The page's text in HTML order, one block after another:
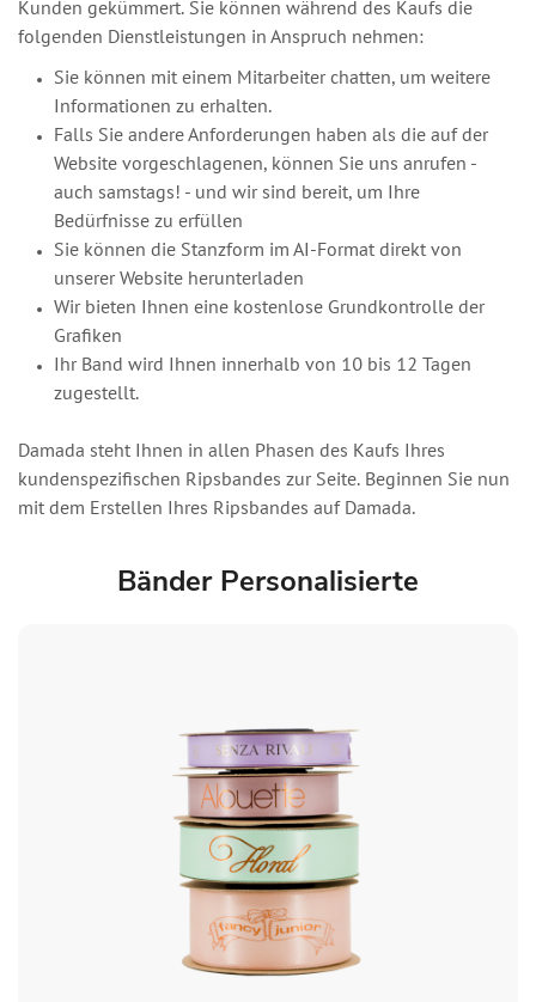
Kunden gekümmert. Sie können während des Kaufs die
folgenden Dienstleistungen in Anspruch nehmen:
Sie können mit einem Mitarbeiter chatten, um weitere
Informationen zu erhalten.
Falls Sie andere Anforderungen haben als die auf der
Website vorgeschlagenen, können Sie uns anrufen -
auch samstags! - und wir sind bereit, um Ihre
Bedürfnisse zu erfüllen
Sie können die Stanzform im AI-Format direkt von
unserer Website herunterladen
Wir bieten Ihnen eine kostenlose Grundkontrolle der
Grafiken
Ihr Band wird Ihnen innerhalb von 10 bis 12 Tagen
zugestellt.
Damada steht Ihnen in allen Phasen des Kaufs Ihres
kundenspezifischen Ripsbandes zur Seite. Beginnen Sie nun
mit dem Erstellen Ihres Ripsbandes auf Damada.
Bänder Personalisierte